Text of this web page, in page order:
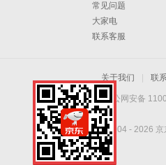
常见问题
大家电
联系客服
关于我们 联
京公网安备
Copyright © 2004 - 2026 京
手机扫一扫，劲爆优